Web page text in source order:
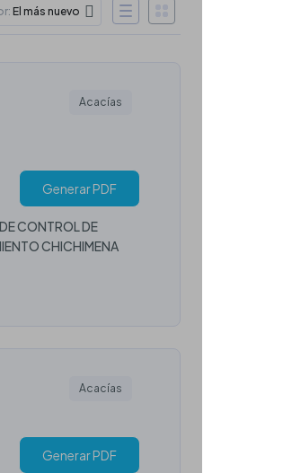
El más nuevo
Acacías
Generar PDF
CONTROL DE
CHICHIMENA
Acacías
Generar PDF